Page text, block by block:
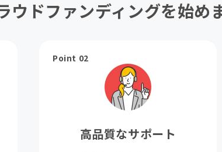
ウドファンディングを始め
Point 02
高品質なサポート